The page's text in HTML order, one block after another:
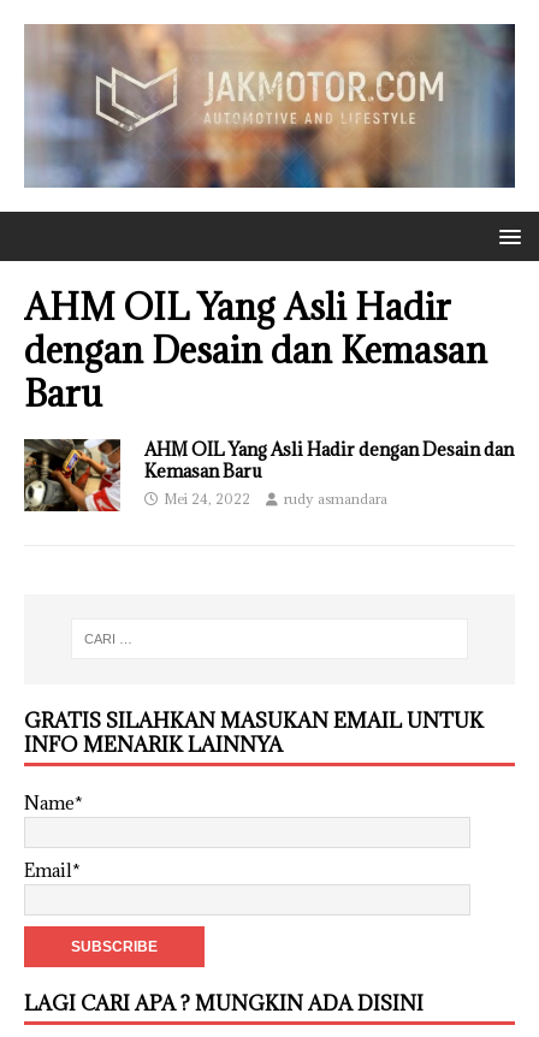
AHM OIL Yang Asli Hadir
dengan Desain dan Kemasan
Baru
AHM OIL Yang Asli Hadir dengan Desain dan
Kemasan Baru
Mei 24, 2022 rudy asmandara
GRATIS SILAHKAN MASUKAN EMAIL UNTUK
INFO MENARIK LAINNYA
Name*
Email*
LAGI CARI APA ? MUNGKIN ADA DISINI